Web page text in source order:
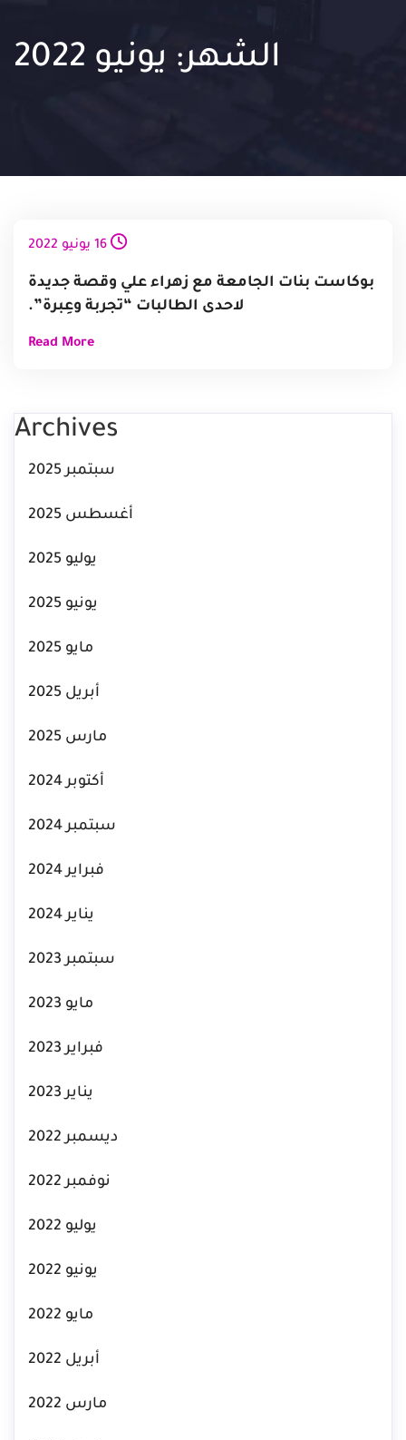
الشهر: يونيو 2022
16 يونيو 2022
بوكاست بنات الجامعة مع زهراء علي وقصة جديدة
لاحدى الطالبات “تجربة وعِبرة”.
Read More
Archives
سبتمبر 2025
أغسطس 2025
يوليو 2025
يونيو 2025
مايو 2025
أبريل 2025
مارس 2025
أكتوبر 2024
سبتمبر 2024
فبراير 2024
يناير 2024
سبتمبر 2023
مايو 2023
فبراير 2023
يناير 2023
ديسمبر 2022
نوفمبر 2022
يوليو 2022
يونيو 2022
مايو 2022
أبريل 2022
مارس 2022